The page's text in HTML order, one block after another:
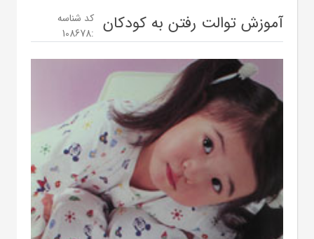
آموزش توالت رفتن به کودکان کد شناسه
:
108678